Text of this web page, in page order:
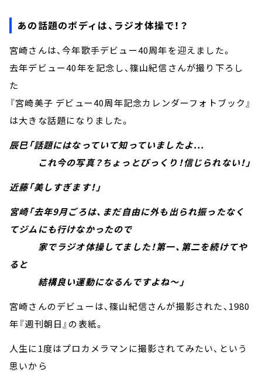
あの話題のボディは、ラジオ体操で！？
宮崎さんは、今年歌手デビュー40周年を迎えました。
去年デビュー40年を記念し、篠山紀信さんが撮り下ろし
た
『宮崎美子 デビュー40周年記念カレンダーフォトブック』
は大きな話題になりました。
辰巳「話題にはなっていて知っていましたよ...
これ今の写真？ちょっとびっくり！信じられない！」
近藤「美しすぎます！」
宮崎「去年9月ごろは、まだ自由に外も出られ振ったなく
てジムにも行けなかったので
家でラジオ体操してました！第一、第二を続けてや
ると
結構良い運動になるんですよね～」
宮崎さんのデビューは、篠山紀信さんが撮影された、1980
年『週刊朝日』の表紙。
人生に1度はプロカメラマンに撮影されてみたい、という
思いから